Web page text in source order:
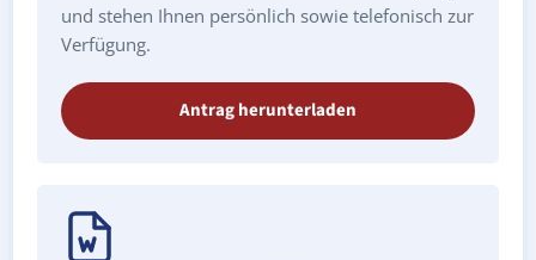
und stehen Ihnen persönlich sowie telefonisch zur
Verfügung.
Antrag herunterladen